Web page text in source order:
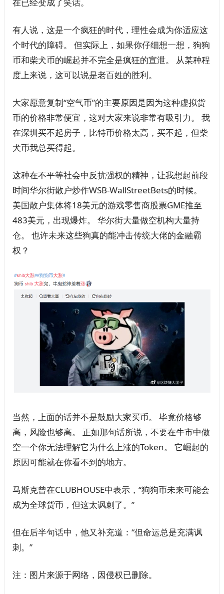
有人说，这是一个疯狂的时代，理性会成为你适应这
个时代的障碍。 但实际上，如果你仔细想一想，狗狗
币和柴犬币的崛起并不完全是疯狂的宣泄。 从某种程
度上来说，这可以说是老百姓的胜利。
大家愿意复制“空气币”的主要原因是因为这种虚拟货
币的价格非常便宜，这对大家来说非常有吸引力。 我
在深圳买不起房子，比特币价格太高，买不起，但柴
犬币我总买得起。
这种在不平等社会中反抗强权的精神，让我想起前段
时间华尔街散户炒作WSB-WallStreetBets的时候。
美国散户集体将18美元的游戏零售商股票GME推至
483美元，出现爆炸。 华尔街大量做空机构大量持
仓。 也许未来这些狗真的能冲击传统大佬的金融霸
权？
当然，上面的话并不是鼓励大家买币。 毕竟价格够
高，风险也够高。 正如那句话所说，不要在牛市中做
空一个你无法理解它为什么上涨的Token。 它崛起的
原因可能就在你看不到的地方。
马斯克曾在CLUBHOUSE中表示，“狗狗币未来可能会
成为全球货币，但这太讽刺了。”
但在后半句话中，他又补充道：“但命运总是充满讽
刺。”
注：图片来源于网络，因侵权已删除。